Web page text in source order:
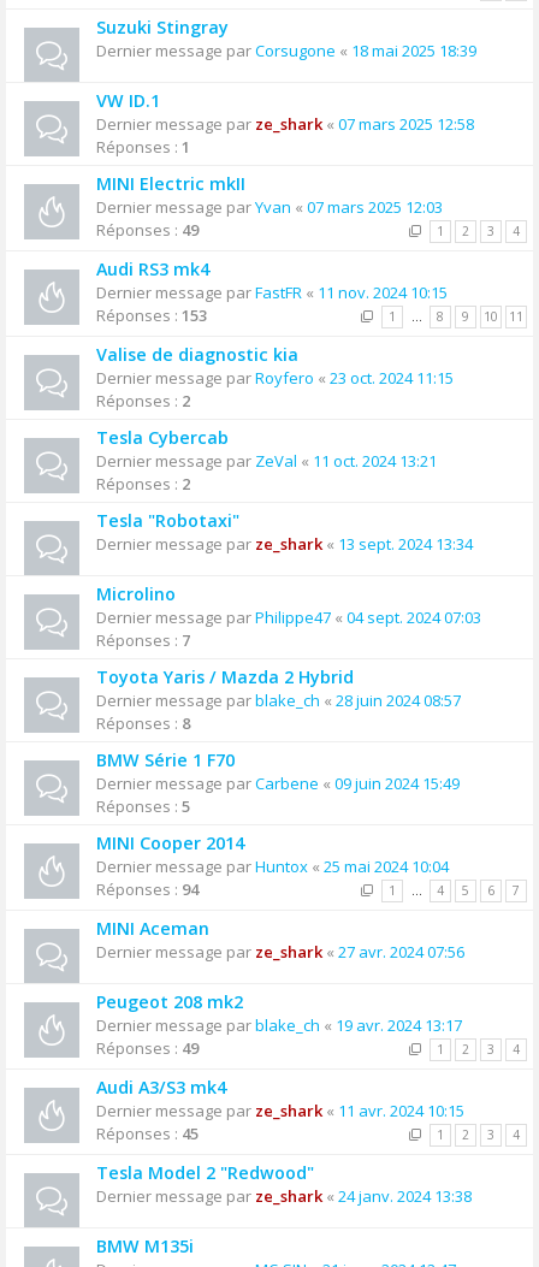
Suzuki Stingray
Dernier message parCorsugone « 18 mai 2025 18:39
VW ID.1
Dernier message par ze_shark« 07 mars 2025 12:58
Réponses : 1
MINI Electric mkII
Dernier message parYvan « 07 mars 2025 12:03
Réponses : 49 1 2 3 4
Audi RS3 mk4
Dernier message parFastFR « 11 nov. 2024 10:15
Réponses : 153 1 … 8 9 10 11
Valise de diagnostic kia
Dernier message parRoyfero « 23 oct. 2024 11:15
Réponses : 2
Tesla Cybercab
Dernier message par ZeVal « 11 oct. 2024 13:21
Réponses : 2
Tesla "Robotaxi"
Dernier message par ze_shark« 13 sept. 2024 13:34
Microlino
Dernier message parPhilippe47 « 04 sept. 2024 07:03
Réponses : 7
Toyota Yaris / Mazda 2 Hybrid
Dernier message parblake_ch « 28 juin 2024 08:57
Réponses : 8
BMW Série 1 F70
Dernier message parCarbene « 09 juin 2024 15:49
Réponses : 5
MINI Cooper 2014
Dernier message parHuntox « 25 mai 2024 10:04
Réponses : 94 1 … 4 5 6 7
MINI Aceman
Dernier message par ze_shark« 27 avr. 2024 07:56
Peugeot 208 mk2
Dernier message parblake_ch « 19 avr. 2024 13:17
Réponses : 49 1 2 3 4
Audi A3/S3 mk4
Dernier message par ze_shark« 11 avr. 2024 10:15
Réponses : 45 1 2 3 4
Tesla Model 2 "Redwood"
Dernier message par ze_shark« 24 janv. 2024 13:38
BMW M135i